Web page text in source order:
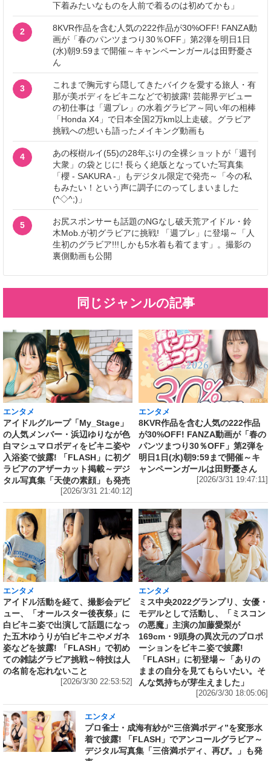
下着みたいなものを人前で着るのは初めてかも」
2
8KVR作品を含む人気の222作品が30%OFF! FANZA動
画が「春のパンツまつり30％OFF」第2弾を明日1日
(水)朝9:59まで開催～キャンペーンガールは田野憂さ
ん
3
これまで胸元すら隠してきたバイクを愛する旅人・有
那が美ボディをビキニなどで初披露! 芸能界デビュー
の初仕事は「週プレ」の水着グラビア～同い年の相棒
「Honda X4」で日本全国2万km以上走破。グラビア
挑戦への想いも語ったメイキング動画も
4
あの桜樹ルイ(55)の28年ぶりの全裸ショットが「週刊
大衆」の袋とじに! 長らく絶版となっていた写真集
「櫻 - SAKURA -」もデジタル限定で発売～「今の私
もみたい！という声に調子にのってしまいました
(^◇^;)」
5
お尻スポンサーも話題のNGなし破天荒アイドル・鈴
木Mob.が初グラビアに挑戦! 「週プレ」に登場～「人
生初のグラビア!!!しかも5水着も着てます」。撮影の
裏側動画も公開
同じジャンルの記事
エンタメ
アイドルグループ「My_Stage」
の人気メンバー・浜辺ゆりなが色
白マシュマロボディをビキニ姿や
入浴姿で披露! 「FLASH」に初グ
ラビアのアザーカット掲載～デジ
タル写真集「天使の素顔」も発売
[2026/3/31 21:40:12]
エンタメ
8KVR作品を含む人気の222作品
が30%OFF! FANZA動画が「春の
パンツまつり30％OFF」第2弾を
明日1日(水)朝9:59まで開催～キ
ャンペーンガールは田野憂さん
[2026/3/31 19:47:11]
エンタメ
アイドル活動を経て、撮影会デビ
ュー、「オールスター後夜祭」に
白ビキニ姿で出演して話題になっ
た五木ゆうりが白ビキニやメガネ
姿などを披露! 「FLASH」で初め
ての雑誌グラビア挑戦～特技は人
の名前を忘れないこと
[2026/3/30 22:53:52]
エンタメ
ミス中央2022グランプリ、女優・
モデルとして活動し、「ミスコン
の悪魔」主演の加藤愛梨が
169cm・9頭身の異次元のプロポ
ーションをビキニ姿で披露!
「FLASH」に初登場～「ありの
ままの自分を見てもらいたい。そ
んな気持ちが芽生えました」
[2026/3/30 18:05:06]
エンタメ
プロ雀士・成海有紗が“三倍満ボディ”を変形水
着で披露! 「FLASH」でアンコールグラビア～
デジタル写真集「三倍満ボディ、再び。」も発